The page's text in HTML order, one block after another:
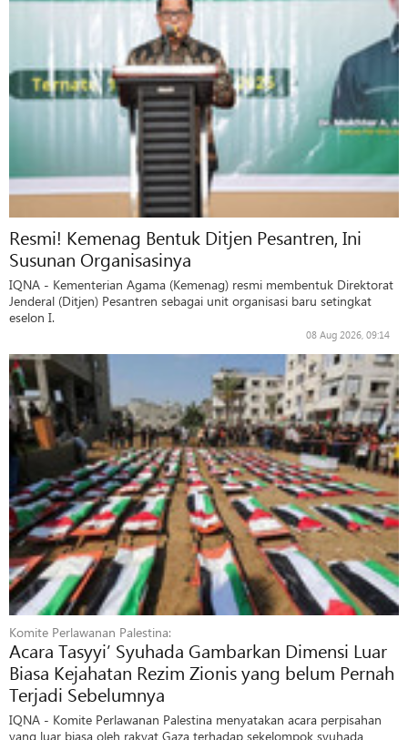
Resmi! Kemenag Bentuk Ditjen Pesantren, Ini
Susunan Organisasinya
IQNA - Kementerian Agama (Kemenag) resmi membentuk Direktorat
Jenderal (Ditjen) Pesantren sebagai unit organisasi baru setingkat
eselon I.
08 Aug 2026, 09:14
Komite Perlawanan Palestina:
Acara Tasyyi’ Syuhada Gambarkan Dimensi Luar
Biasa Kejahatan Rezim Zionis yang belum Pernah
Terjadi Sebelumnya
IQNA - Komite Perlawanan Palestina menyatakan acara perpisahan
yang luar biasa oleh rakyat Gaza terhadap sekelompok syuhada